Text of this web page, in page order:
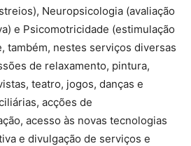
Neuropsicologia (avaliação
e Psicomotricidade (estimulação
também, nestes serviços diversas
de relaxamento, pintura,
teatro, jogos, danças e
acções de
acesso às novas tecnologias
e divulgação de serviços e